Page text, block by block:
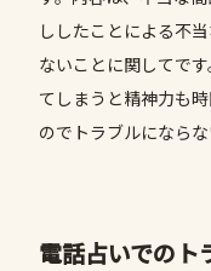
ししたことによる不
ないことに関してで
てしまうと精神力も
のでトラブルになら
電話占いでのト